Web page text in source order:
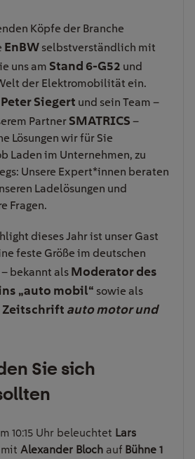
Köpfe der Branche
EnBW selbstverständlich mit
uns am Stand 6-G52 und
der Elektromobilität ein.
Peter Siegert und sein Team –
Partner SMATRICS –
Lösungen wir für Sie
Laden im Unternehmen, zu
Unsere Expert*innen beraten
Ladelösungen und
Fragen.
dieses Jahr ist unser Gast
feste Größe im deutschen
bekannt als Moderator des
„auto mobil“ sowie als
Zeitschrift auto motor und
Sie sich
10:15 Uhr beleuchtet Lars
Alexander Bloch auf Bühne 1